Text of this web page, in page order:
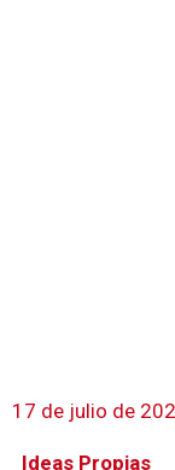
17 de julio de
Ideas Propias